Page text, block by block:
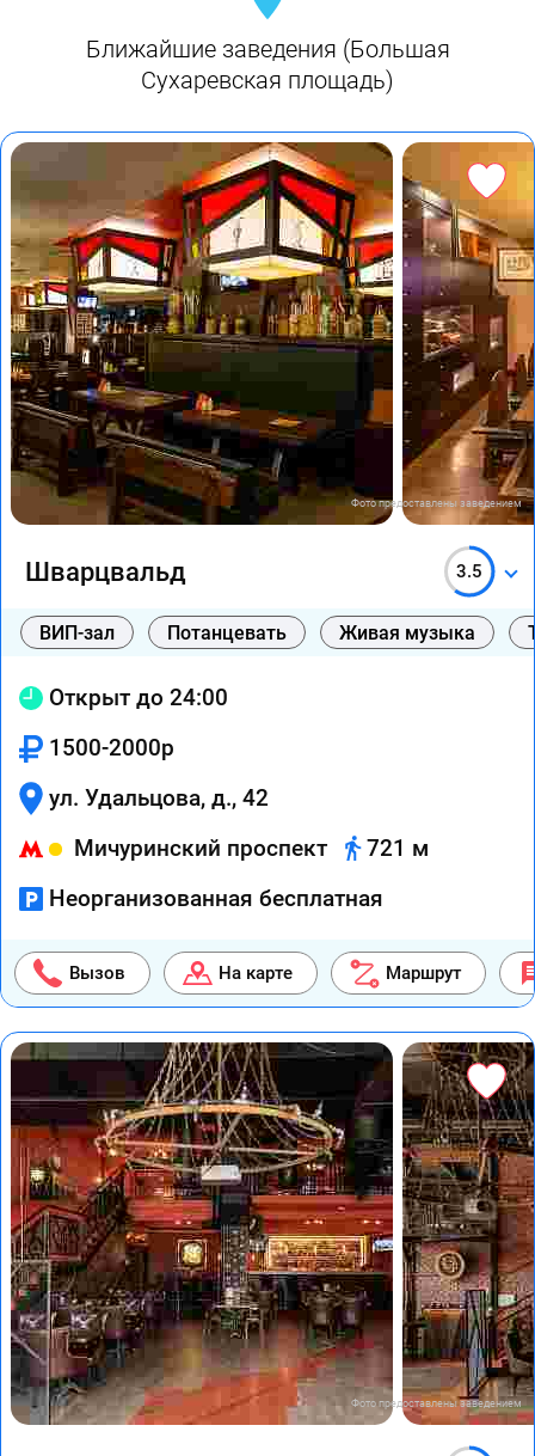
Ближайшие заведения (Большая
Сухаревская площадь)
Фото предоставлены заведением
Шварцвальд 3.5
ВИП-зал Потанцевать Живая музыка
Открыт до 24:00
1500-2000р
ул. Удальцова, д., 42
Мичуринский проспект
721 м
Неорганизованная бесплатная
Вызов На карте Маршрут
Фото предоставлены заведением